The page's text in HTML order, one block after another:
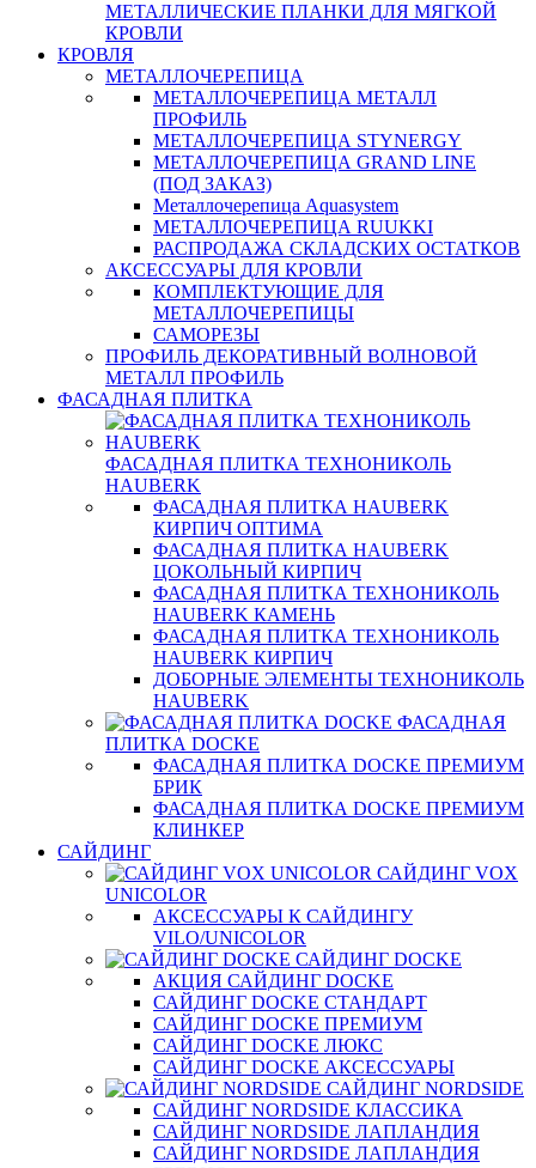
МЕТАЛЛИЧЕСКИЕ ПЛАНКИ ДЛЯ МЯГКОЙ
КРОВЛИ
КРОВЛЯ
МЕТАЛЛОЧЕРЕПИЦА
МЕТАЛЛОЧЕРЕПИЦА МЕТАЛЛ
ПРОФИЛЬ
МЕТАЛЛОЧЕРЕПИЦА STYNERGY
МЕТАЛЛОЧЕРЕПИЦА GRAND LINE
(ПОД ЗАКАЗ)
Металлочерепица Aquasystem
МЕТАЛЛОЧЕРЕПИЦА RUUKKI
РАСПРОДАЖА СКЛАДСКИХ ОСТАТКОВ
АКСЕССУАРЫ ДЛЯ КРОВЛИ
КОМПЛЕКТУЮЩИЕ ДЛЯ
МЕТАЛЛОЧЕРЕПИЦЫ
САМОРЕЗЫ
ПРОФИЛЬ ДЕКОРАТИВНЫЙ ВОЛНОВОЙ
МЕТАЛЛ ПРОФИЛЬ
ФАСАДНАЯ ПЛИТКА
ФАСАДНАЯ ПЛИТКА ТЕХНОНИКОЛЬ
HAUBERK
ФАСАДНАЯ ПЛИТКА HAUBERK
КИРПИЧ ОПТИМА
ФАСАДНАЯ ПЛИТКА HAUBERK
ЦОКОЛЬНЫЙ КИРПИЧ
ФАСАДНАЯ ПЛИТКА ТЕХНОНИКОЛЬ
HAUBERK КАМЕНЬ
ФАСАДНАЯ ПЛИТКА ТЕХНОНИКОЛЬ
HAUBERK КИРПИЧ
ДОБОРНЫЕ ЭЛЕМЕНТЫ ТЕХНОНИКОЛЬ
HAUBERK
ФАСАДНАЯ
ПЛИТКА DOCKE
ФАСАДНАЯ ПЛИТКА DOCKE ПРЕМИУМ
БРИК
ФАСАДНАЯ ПЛИТКА DOCKE ПРЕМИУМ
КЛИНКЕР
САЙДИНГ
САЙДИНГ VOX
UNICOLOR
АКСЕССУАРЫ К САЙДИНГУ
VILO/UNICOLOR
САЙДИНГ DOCKE
АКЦИЯ САЙДИНГ DOCKE
САЙДИНГ DOCKE СТАНДАРТ
САЙДИНГ DOCKE ПРЕМИУМ
САЙДИНГ DOCKE ЛЮКС
САЙДИНГ DOCKE АКСЕССУАРЫ
САЙДИНГ NORDSIDE
САЙДИНГ NORDSIDE КЛАССИКА
САЙДИНГ NORDSIDE ЛАПЛАНДИЯ
САЙДИНГ NORDSIDE ЛАПЛАНДИЯ